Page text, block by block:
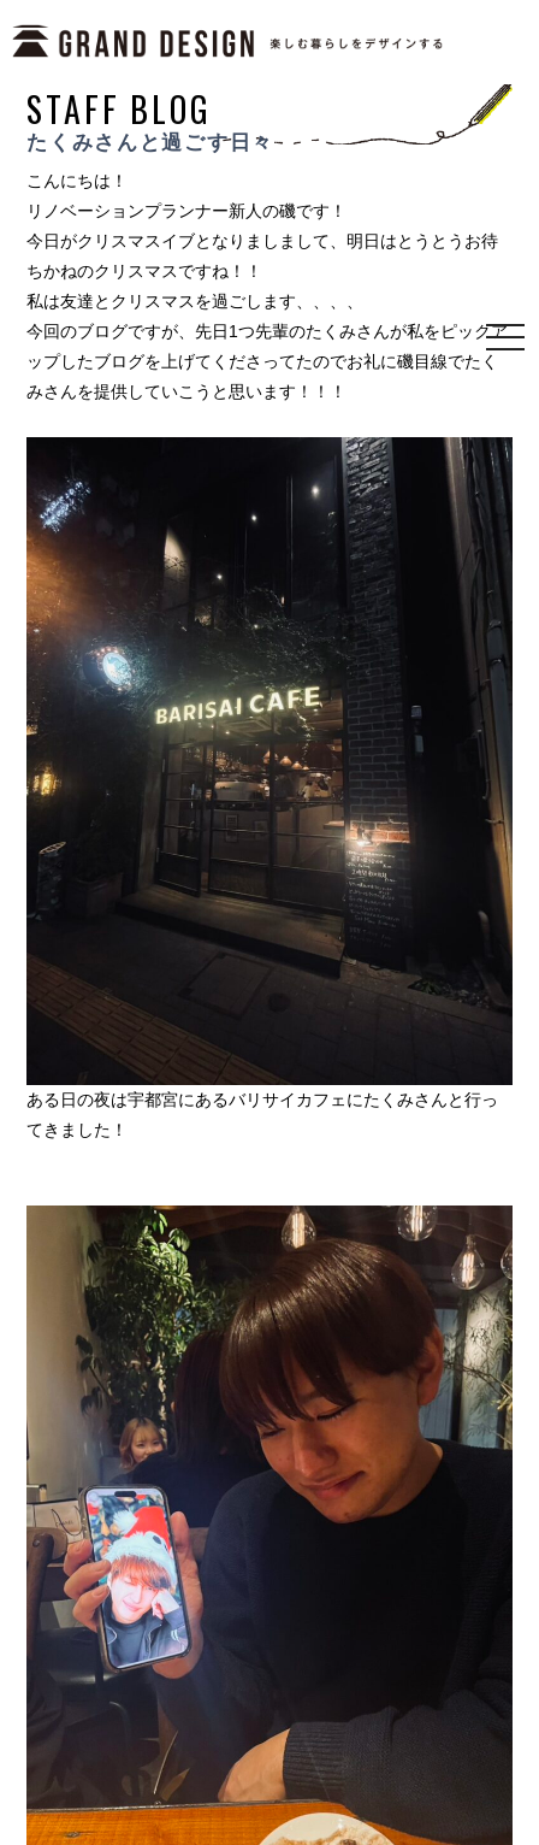
STAFF BLOG
たくみさんと過ごす日々
こんにちは！
リノベーションプランナー新人の磯です！
今日がクリスマスイブとなりましまして、明日はとうとうお待
ちかねのクリスマスですね！！
私は友達とクリスマスを過ごします、、、、
今回のブログですが、先日1つ先輩のたくみさんが私をピックア
ップしたブログを上げてくださってたのでお礼に磯目線でたく
みさんを提供していこうと思います！！！
ある日の夜は宇都宮にあるバリサイカフェにたくみさんと行っ
てきました！